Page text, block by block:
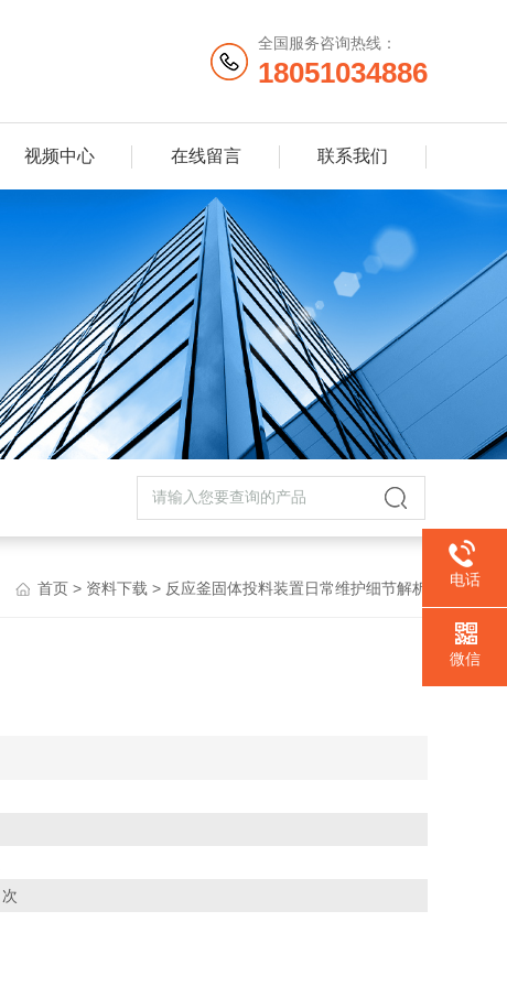
全国服务咨询热线：
18051034886
视频中心 在线留言 联系我们
首页 > 资料下载 > 反应釜固体投料装置日常维护细节解析
次
电话
微信